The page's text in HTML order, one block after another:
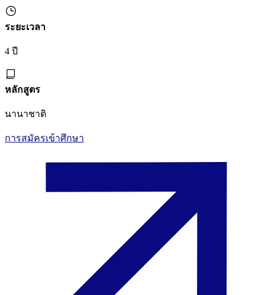
ระยะเวลา
4 ปี
หลักสูตร
นานาชาติ
การสมัครเข้าศึกษา